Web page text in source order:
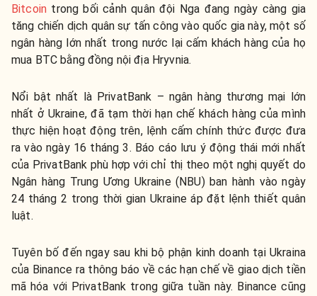
Bitcoin trong bối cảnh quân đội Nga đang ngày càng gia
tăng chiến dịch quân sự tấn công vào quốc gia này, một số
ngân hàng lớn nhất trong nước lại cấm khách hàng của họ
mua BTC bằng đồng nội địa Hryvnia.
Nổi bật nhất là PrivatBank – ngân hàng thương mại lớn
nhất ở Ukraine, đã tạm thời hạn chế khách hàng của mình
thực hiện hoạt động trên, lệnh cấm chính thức được đưa
ra vào ngày 16 tháng 3. Báo cáo lưu ý động thái mới nhất
của PrivatBank phù hợp với chỉ thị theo một nghị quyết do
Ngân hàng Trung Ương Ukraine (NBU) ban hành vào ngày
24 tháng 2 trong thời gian Ukraine áp đặt lệnh thiết quân
luật.
Tuyên bố đến ngay sau khi bộ phận kinh doanh tại Ukraina
của Binance ra thông báo về các hạn chế về giao dịch tiền
mã hóa với PrivatBank trong giữa tuần này. Binance cũng